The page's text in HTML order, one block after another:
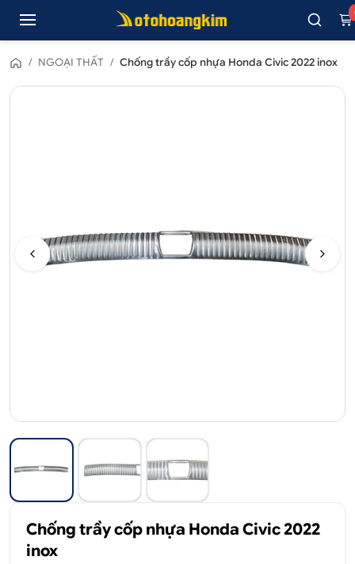
/ NGOẠI THẤT / Chống trầy cốp nhựa Honda Civic 2022 inox
Chống trầy cốp nhựa Honda Civic 2022
inox